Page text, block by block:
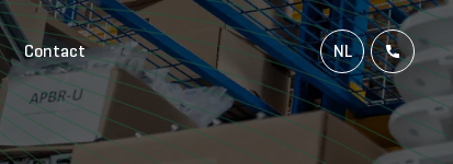
Contact
NL
FR
EN